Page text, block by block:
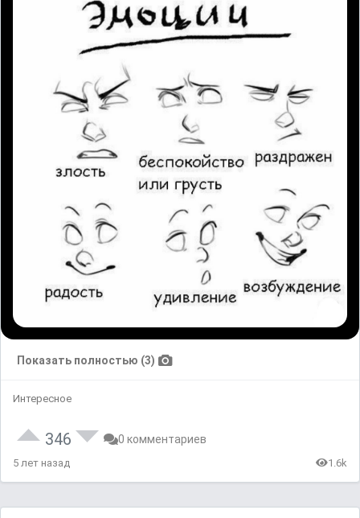
Показать полностью (3)
Интересное
346 0 комментариев
5 лет назад 1.6k